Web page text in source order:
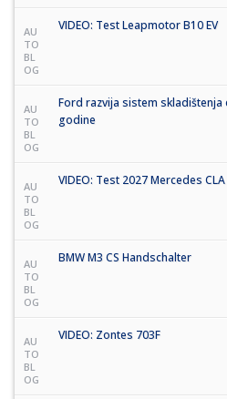
AU
TO
BL
OG
VIDEO: Test Leapmotor B10 EV
AU
TO
BL
OG
Ford razvija sistem
godine
AU
TO
BL
OG
VIDEO: Test 2027 Mercedes CLA
AU
TO
BL
OG
BMW M3 CS Handschalter
AU
TO
BL
OG
VIDEO: Zontes 703F